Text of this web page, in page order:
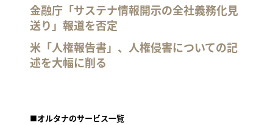
金融庁「サステナ情報開示の全社義務化見
送り」報道を否定
米「人権報告書」、人権侵害についての記
述を大幅に削る
■オルタナのサービス一覧